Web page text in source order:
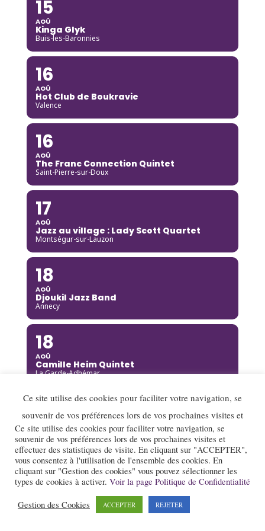
15
AOÛ
Kinga Glyk
Buis-les-Baronnies
16
AOÛ
Hot Club de Boukravie
Valence
16
AOÛ
The Franc Connection Quintet
Saint-Pierre-sur-Doux
17
AOÛ
Jazz au village : Lady Scott Quartet
Montségur-sur-Lauzon
18
AOÛ
Djoukil Jazz Band
Annecy
18
AOÛ
Camille Heim Quintet
La Garde-Adhémar
18
Benny Green
Annecy
19
Rusan Filiztek
Annecy
Ce site utilise des cookies pour faciliter votre navigation, se
souvenir de vos préférences lors de vos prochaines visites et
Ce site utilise des cookies pour faciliter votre navigation, se
souvenir de vos préférences lors de vos prochaines visites et
effectuer des statistiques de visite. En cliquant sur "ACCEPTER",
vous consentez à l'utilisation de l'ensemble des cookies. En
cliquant sur "Gestion des cookies" vous pouvez sélectionner les
types de cookies à activer. Voir la page Politique de Confidentialité
Gestion des Cookies ACCEPTER REJETER